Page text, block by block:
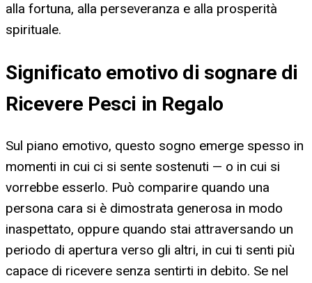
alla fortuna, alla perseveranza e alla prosperità
spirituale.
Significato emotivo di sognare di
Ricevere Pesci in Regalo
Sul piano emotivo, questo sogno emerge spesso in
momenti in cui ci si sente sostenuti — o in cui si
vorrebbe esserlo. Può comparire quando una
persona cara si è dimostrata generosa in modo
inaspettato, oppure quando stai attraversando un
periodo di apertura verso gli altri, in cui ti senti più
capace di ricevere senza sentirti in debito. Se nel